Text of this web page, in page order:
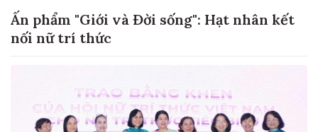
Ấn phẩm "Giới và Đời sống": Hạt nhân kết
nối nữ trí thức